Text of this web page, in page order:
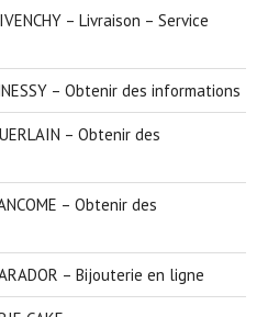
– Livraison – Service
– Obtenir des informations
– Obtenir des
– Obtenir des
– Bijouterie en ligne